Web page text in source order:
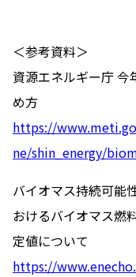
＜参考資料＞
資源エネルギー庁 今
め方
https://
ne/shin_energy/
バイオマス持続可能
おけるバイオマス燃
定値について
https://